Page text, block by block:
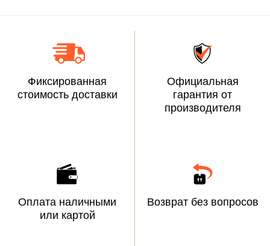
Фиксированная
стоимость доставки
Официальная
гарантия от
производителя
Оплата наличными
или картой
Возврат без вопросов